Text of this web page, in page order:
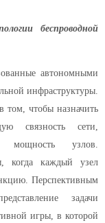
беспроводной
автономными
инфраструктуры.
том, чтобы назначить
связность сети,
узлов.
когда каждый узел
Перспективным
задачи
игры, в которой